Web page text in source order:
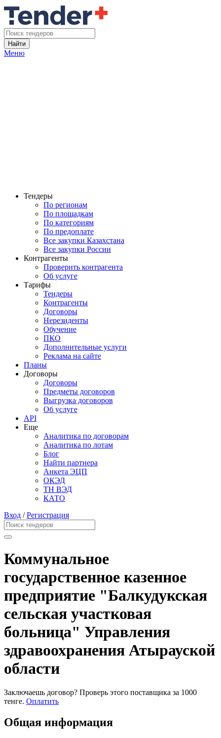
Найти
Меню
Тендеры
По регионам
По площадкам
По категориям
По предоплате
Все закупки Казахстана
Все закупки России
Контрагенты
Проверить контрагента
Об услуге
Тарифы
Тендеры
Контрагенты
Договоры
Нерезиденты
Обучение
ПКО
Дополнительные услуги
Реклама на сайте
Планы
Договоры
Договоры
Предметы договоров
Выгрузка договоров
Об услуге
API
Еще
Аналитика по договорам
Аналитика по лотам
Блог
Найти партнера
Анкета ЭЦП
ОКЭД
ТН ВЭД
КАТО
Вход /Регистрация
Коммунальное
государственное казенное
предприятие "Балкудукская
сельская участковая
больница" Управления
здравоохранения Атырауской
области
Заключаешь договор? Проверь этого поставщика за 1000
тенге. Оплатить
Общая информация